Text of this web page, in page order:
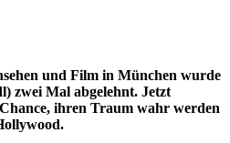
und Film in München wurde
zwei Mal abgelehnt. Jetzt
ihren Traum wahr werden